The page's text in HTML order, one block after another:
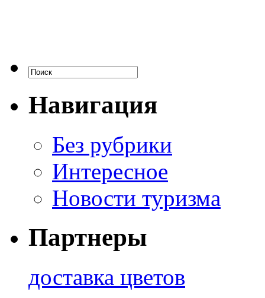
Навигация
Без рубрики
Интересное
Новости туризма
Партнеры
доставка цветов